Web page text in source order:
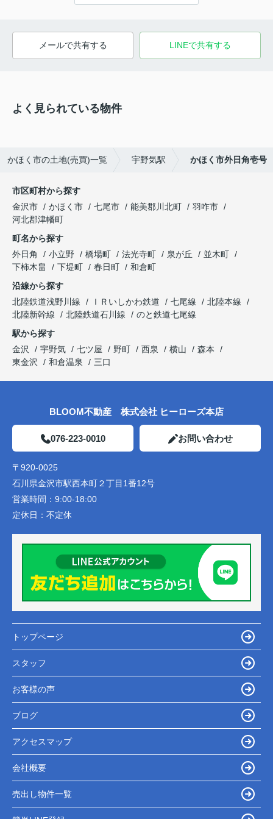
メールで共有する LINEで共有する
よく見られている物件
かほく市の土地(売買)一覧 宇野気駅 かほく市外日角壱号
市区町村から探す
金沢市
かほく市 七尾市 能美郡川北町
羽咋市
河北郡津幡町
町名から探す
外日角
小立野 橋場町 法光寺町 泉が丘
並木町
下柿木畠
下堤町 春日町
和倉町
沿線から探す
北陸鉄道浅野川線
ＩＲいしかわ鉄道 七尾線
北陸本線
北陸新幹線
北陸鉄道石川線
のと鉄道七尾線
駅から探す
金沢
宇野気 七ツ屋 野町 西泉 横山
森本
東金沢
和倉温泉 三口
BLOOM不動産 株式会社 ヒーローズ本店
076-223-0010 お問い合わせ
〒920-0025
石川県金沢市駅西本町２丁目1番12号
営業時間： 9:00-18:00
定休日： 不定休
トップページ
スタッフ
お客様の声
ブログ
アクセスマップ
会社概要
売出し物件一覧